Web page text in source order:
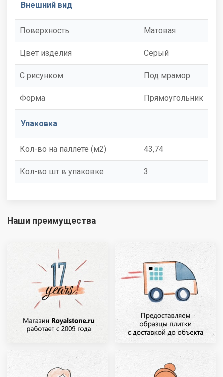
Внешний вид
Поверхность Матовая
Цвет изделия Серый
С рисунком Под мрамор
Форма Прямоугольник
Упаковка
Кол-во на паллете (м2) 43,74
Кол-во шт в упаковке 3
Наши преимущества